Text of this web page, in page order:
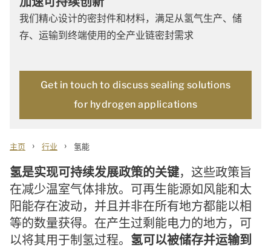
我们精心设计的密封件和材料，满足从氢气生产、储
存、运输到终端使用的全产业链密封需求
Get in touch to discuss sealing solutions
for hydrogen applications
主页 › 行业 › 氢能
氢是实现可持续发展政策的关键，这些政策旨
在减少温室气体排放。可再生能源如风能和太
阳能存在波动，并且并非在所有地方都能以相
等的数量获得。在产生过剩能电力的地方，可
以将其用于制氢过程。 氢可以被储存并运输到